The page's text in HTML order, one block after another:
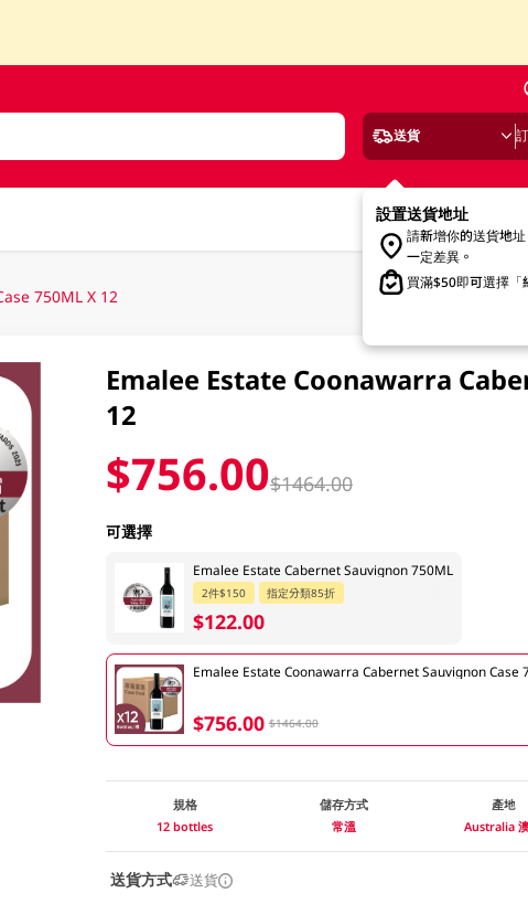
送貨
設置送貨地址
請新增你的送貨地
一定差異。
買滿$50即可選擇「
750ML X 12
Emalee Estate Coonawarra
12
$756.00$1464.00
可選擇
Emalee Estate Cabernet Sauvignon 750ML
2件$150 指定分類85折
$122.00
Emalee Estate Coonawarra Cabernet Sauvignon Case
$756.00 $1464.00
規格
12 bottles
儲存方式
常溫
產地
Australia
送貨方式 送貨